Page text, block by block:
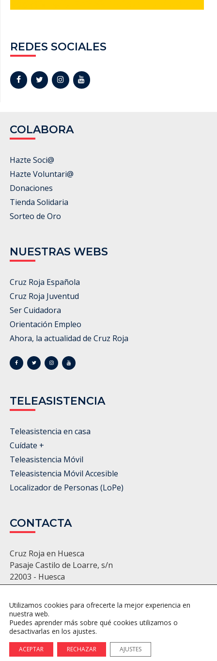
REDES SOCIALES
COLABORA
Hazte Soci@
Hazte Voluntari@
Donaciones
Tienda Solidaria
Sorteo de Oro
NUESTRAS WEBS
Cruz Roja Española
Cruz Roja Juventud
Ser Cuidadora
Orientación Empleo
Ahora, la actualidad de Cruz Roja
TELEASISTENCIA
Teleasistencia en casa
Cuídate +
Teleasistencia Móvil
Teleasistencia Móvil Accesible
Localizador de Personas (LoPe)
CONTACTA
Cruz Roja en Huesca
Pasaje Castilo de Loarre, s/n
22003 - Huesca
huesca@cruzroja.es
Política de Privacidad Política de Cookies
© 2026 Cruz Roja. Todos los derechos reservados.
Utilizamos cookies para ofrecerte la mejor experiencia en
nuestra web.
Puedes aprender más sobre qué cookies utilizamos o
desactivarlas en los ajustes.
ACEPTAR RECHAZAR AJUSTES